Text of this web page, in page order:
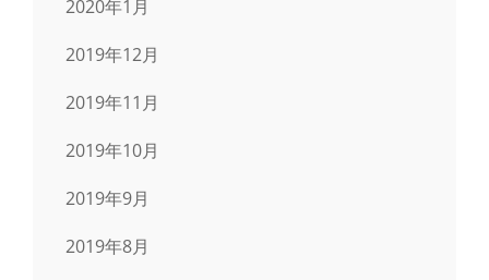
2020年1月
2019年12月
2019年11月
2019年10月
2019年9月
2019年8月